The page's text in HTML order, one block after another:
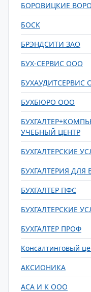
БОРОВИЦКИЕ
БОСК
БРЭНДСИТИ ЗАО
БУХ-СЕРВИС ООО
БУХАУДИТСЕРВИС
БУХБЮРО ООО
УЧЕБНЫЙ ЦЕНТР
БУХГАЛТЕРСКИЕ
БУХГАЛТЕРИЯ ДЛЯ
БУХГАЛТЕР ПФС
БУХГАЛТЕРСКИЕ
БУХГАЛТЕР ПРОФ
Консалтинговый
АКСИОНИКА
АСА И К ООО